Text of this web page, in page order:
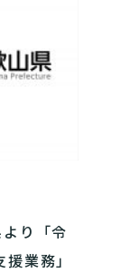
り「令
業務」